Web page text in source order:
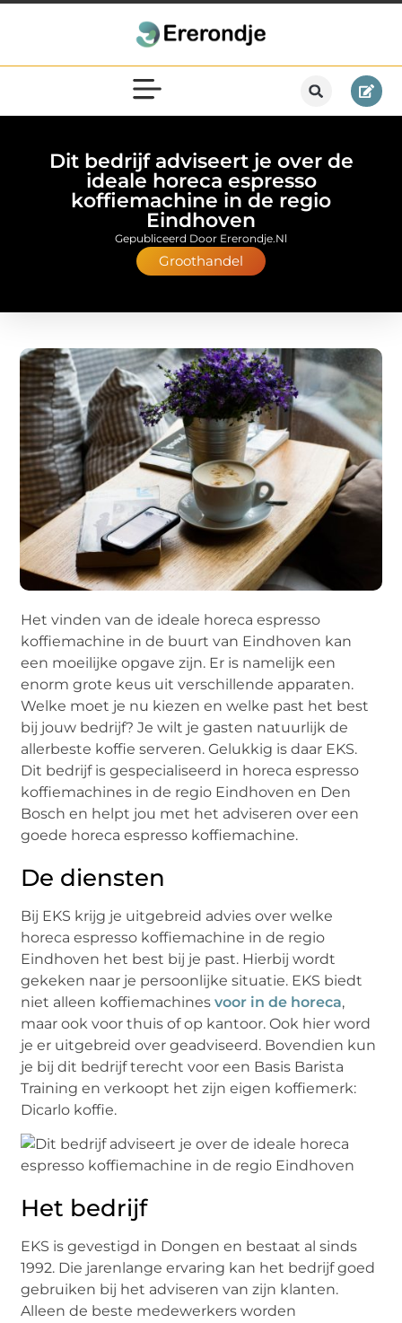
Dit bedrijf adviseert je over de
ideale horeca espresso
koffiemachine in de regio
Eindhoven
Groothandel
Gepubliceerd Door Ererondje.nl
Het vinden van de ideale horeca espresso
koffiemachine in de buurt van Eindhoven kan
een moeilijke opgave zijn. Er is namelijk een
enorm grote keus uit verschillende apparaten.
Welke moet je nu kiezen en welke past het best
bij jouw bedrijf? Je wilt je gasten natuurlijk de
allerbeste koffie serveren. Gelukkig is daar EKS.
Dit bedrijf is gespecialiseerd in horeca espresso
koffiemachines in de regio Eindhoven en Den
Bosch en helpt jou met het adviseren over een
goede horeca espresso koffiemachine.
De diensten
Bij EKS krijg je uitgebreid advies over welke
horeca espresso koffiemachine in de regio
Eindhoven het best bij je past. Hierbij wordt
gekeken naar je persoonlijke situatie. EKS biedt
niet alleen koffiemachinesvoor in de horeca,
maar ook voor thuis of op kantoor. Ook hier word
je er uitgebreid over geadviseerd. Bovendien kun
je bij dit bedrijf terecht voor een Basis Barista
Training en verkoopt het zijn eigen koffiemerk:
Dicarlo koffie.
Het bedrijf
EKS is gevestigd in Dongen en bestaat al sinds
1992. Die jarenlange ervaring kan het bedrijf goed
gebruiken bij het adviseren van zijn klanten.
Alleen de beste medewerkers worden